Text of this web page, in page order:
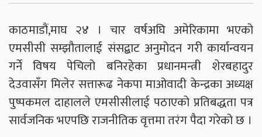
काठमाडौं,माघ २४ । चार वर्षअघि अमेरिकामा भएको
एमसीसी सम्झौतालाई संसद्बाट अनुमोदन गरी कार्यान्वयन
गर्ने विषय पेचिलो बनिरहेका प्रधानमन्त्री शेरबहादुर
देउवासँग मिलेर सत्तारूढ नेकपा माओवादी केन्द्रका अध्यक्ष
पुष्पकमल दाहालले एमसीसीलाई पठाएको प्रतिबद्धता पत्र
सार्वजनिक भएपछि राजनीतिक वृत्तमा तरंग पैदा गरेको छ ।